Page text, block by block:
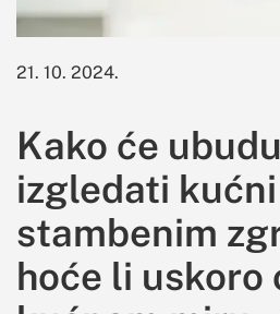
21. 10. 2024.
Kako će
izgledati
stambenim
hoće li uskoro